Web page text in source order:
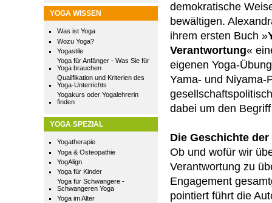
YOGA WISSEN
Was ist Yoga
Wozu Yoga?
Yogastile
Yoga für Anfänger - Was Sie für
Yoga brauchen
Qualifikation und Kriterien des
Yoga-Unterrichts
Yogakurs oder Yogalehrerin
finden
YOGA SPEZIAL
Yogatherapie
Yoga & Osteopathie
YogAlign
Yoga für Kinder
Yoga für Schwangere -
Schwangeren Yoga
Yoga im Alter
demokratische
bewältigen.
ihrem ersten Buch »
Verantwortung«
eigenen Yoga-
Yama- und Niyama-
dabei um den
Die Geschichte
Ob und wofür wir
Verantwortung zu
Engagement
pointiert führt die